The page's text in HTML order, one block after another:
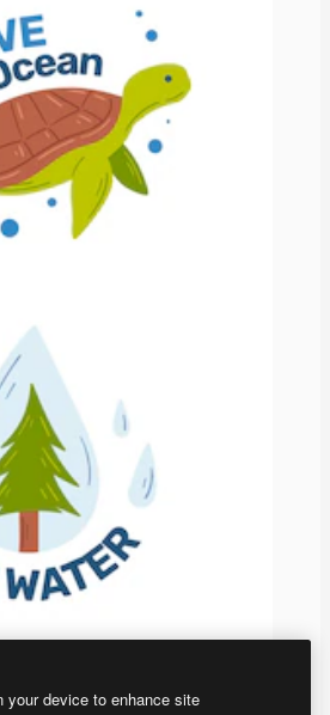
your device to enhance site